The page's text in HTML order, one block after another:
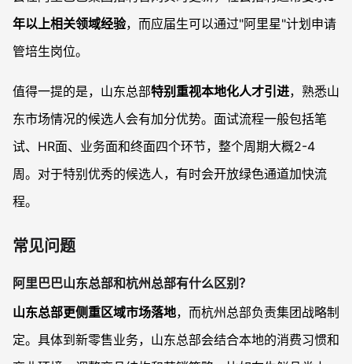
年以上相关领域经验，而应届生可以通过"阿里星"计划申请
管培生岗位。
值得一提的是，山东总部特别重视本地化人才引进，熟悉山
东市场情况的候选人会有加分优势。面试流程一般包括笔
试、HR面、业务面和终面四个环节，整个周期大概2-4
周。对于特别优秀的候选人，有时会开放绿色通道加快流
程。
常见问题
阿里巴巴山东总部和杭州总部有什么区别？
山东总部更侧重区域市场落地，而杭州总部负责集团战略制
定。具体到新零售业务，山东总部会结合本地的消费习惯和